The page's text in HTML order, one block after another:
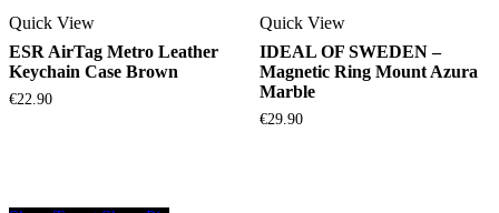
Quick View
ESR AirTag Metro Leather
Keychain Case Brown
€22.90
Quick View
IDEAL OF SWEDEN –
Magnetic Ring Mount Azura
Marble
€29.90